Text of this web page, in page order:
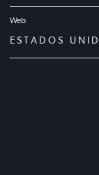
Web
ESTADOS